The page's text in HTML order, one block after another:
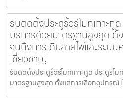
รับติดตั้งประตูรั้วรีโมทเกาะกู
บริการด้วยมาตรฐานสูงสุด ตั้
จนถึงการเดินสายไฟและระบ
เชี่ยวชาญ
รับติดตั้งประตูรั้วรีโมทเกาะกูด ประตูรีโม
มาตรฐานสูงสุด ตั้งแต่การเลือกอุปกรณ์